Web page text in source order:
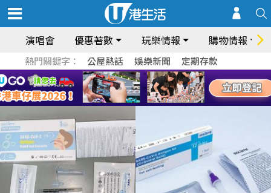
演唱會 優惠著數 玩樂情報 購物情報
熱門關鍵字： 公屋熱話 娛樂新聞 定期存款